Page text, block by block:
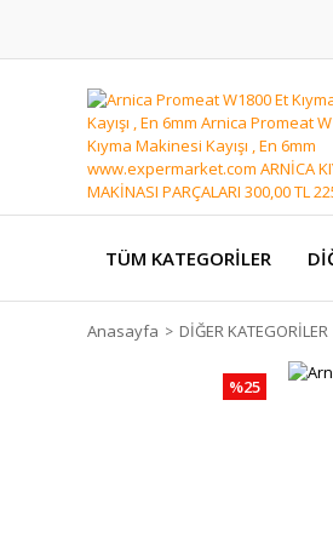
TÜM KATEGORİLER
Anasayfa DİĞER KATEGORİLER
%25